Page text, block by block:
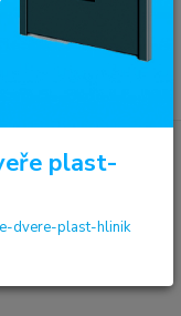
plast-
dvere-plast-hlinik